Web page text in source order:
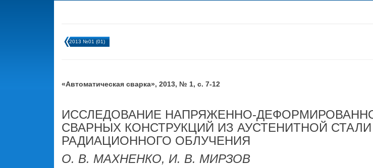
2013 №01 (01)
«Автоматическая сварка», 2013, № 1, с. 7-12
ИССЛЕДОВАНИЕ НАПРЯЖЕННО-
СВАРНЫХ КОНСТРУКЦИЙ ИЗ АУСТЕНИТНОЙ
РАДИАЦИОННОГО ОБЛУЧЕНИЯ
О. В. МАХНЕНКО, И. В. МИРЗОВ